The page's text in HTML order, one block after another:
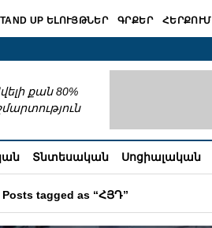
UP ԵԼՈՒՅԹՆԵՐ ԳՐՔԵՐ ՀԵՐՔՈՒՄ
քան 80%
Տնտեսական Սոցիալական
Posts tagged as “ՀՅԴ”